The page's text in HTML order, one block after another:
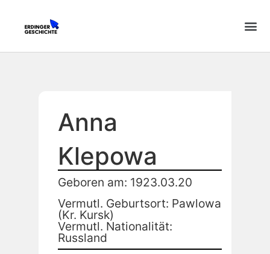
Anna
Klepowa
Geboren am: 1923.03.20
Vermutl. Geburtsort: Pawlowa
(Kr. Kursk)
Vermutl. Nationalität:
Russland